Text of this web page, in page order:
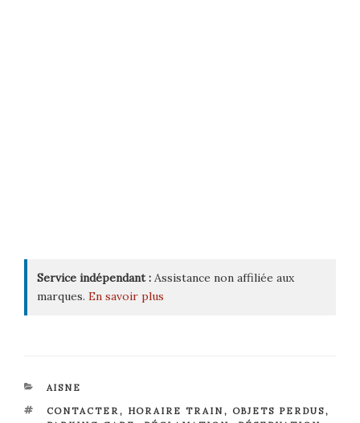
Service indépendant : Assistance non affiliée aux
marques. En savoir plus
CATÉGORIES
AISNE
ÉTIQUETTES
CONTACTER, HORAIRE TRAIN , OBJETS PERDUS,